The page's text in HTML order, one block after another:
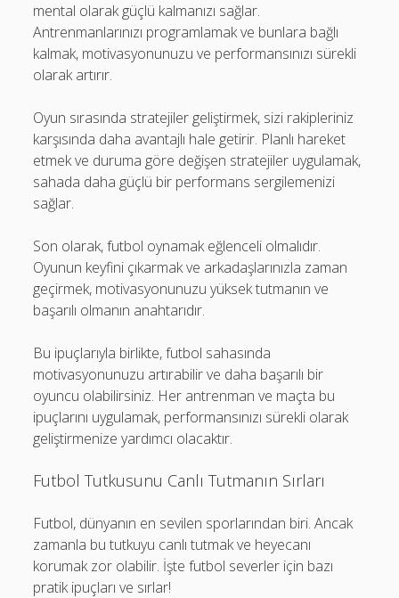
mental olarak güçlü kalmanızı sağlar.
Antrenmanlarınızı programlamak ve bunlara bağlı
kalmak, motivasyonunuzu ve performansınızı sürekli
olarak artırır.
Oyun sırasında stratejiler geliştirmek, sizi rakipleriniz
karşısında daha avantajlı hale getirir. Planlı hareket
etmek ve duruma göre değişen stratejiler uygulamak,
sahada daha güçlü bir performans sergilemenizi
sağlar.
Son olarak, futbol oynamak eğlenceli olmalıdır.
Oyunun keyfini çıkarmak ve arkadaşlarınızla zaman
geçirmek, motivasyonunuzu yüksek tutmanın ve
başarılı olmanın anahtarıdır.
Bu ipuçlarıyla birlikte, futbol sahasında
motivasyonunuzu artırabilir ve daha başarılı bir
oyuncu olabilirsiniz. Her antrenman ve maçta bu
ipuçlarını uygulamak, performansınızı sürekli olarak
geliştirmenize yardımcı olacaktır.
Futbol Tutkusunu Canlı Tutmanın Sırları
Futbol, dünyanın en sevilen sporlarından biri. Ancak
zamanla bu tutkuyu canlı tutmak ve heyecanı
korumak zor olabilir. İşte futbol severler için bazı
pratik ipuçları ve sırlar!